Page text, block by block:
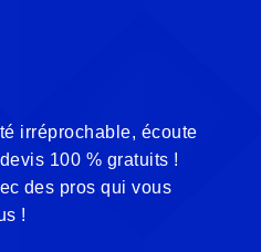
irréprochable, écoute
100 % gratuits !
des pros qui vous
!